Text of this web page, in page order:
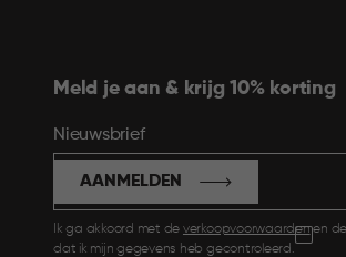
Meld je aan & krijg 10% korting
Nieuwsbrief
Ik ga akkoord met de verkoopvoorwaardenen de
dat ik mijn gegevens heb gecontroleerd.
AANMELDEN